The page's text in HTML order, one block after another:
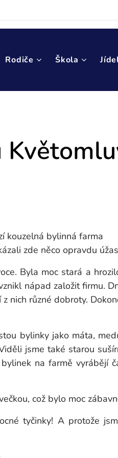
Rodiče Škola
kouzelná bylinná farma
zde něco opravdu
Byla moc stará a
nápad založit firmu.
nich různé dobroty.
bylinky jako máta,
jsme také starou
na farmě vyrábějí
což bylo moc
tyčinky! A protože